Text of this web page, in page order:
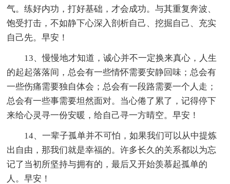
气。练好内功，打好基础，才会成功。与其重复奔波、
饱受打击，不如静下心深入剖析自己、挖掘自己、充实
自己先。早安！
13、慢慢地才知道，诚心并不一定换来真心，人生
的起起落落间，总会有一些情怀需要安静回味；总会有
一些伤痛需要独自体会；总会有一段路需要一个人走；
总会有一些事需要坦然面对。当心倦了累了，记得停下
来给心灵寻一份安暖，给自己寻一方晴空。早安！
14、一辈子孤单并不可怕，如果我们可以从中提炼
出自由，那我们就是幸福的。许多长久的关系都以为忘
记了当初所坚持与拥有的，最后又开始羡慕起孤单的
人。早安！